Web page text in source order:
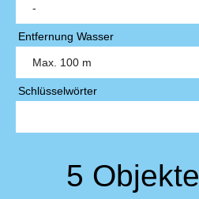
Entfernung Wasser
Schlüsselwörter
5 Objekte